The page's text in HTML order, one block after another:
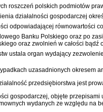
roszczeń polskich podmiotów
działalności gospodarczej
odpowiadającej równowartości
Banku Polskiego oraz po
oraz zwolnień w całości
ustala organ wydający
uzasadnionych okresem
przedsiębiorstwa jest
gospodarczej, objęte
wydanych ze względu na